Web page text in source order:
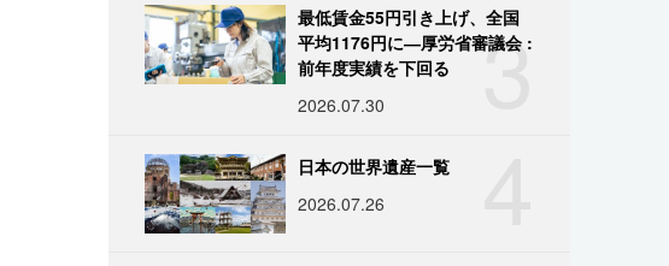
3
最低賃金55円引き上げ、全国
平均1176円に―厚労省審議会 :
前年度実績を下回る
2026.07.30
日本の世界遺産一覧
2026.07.26